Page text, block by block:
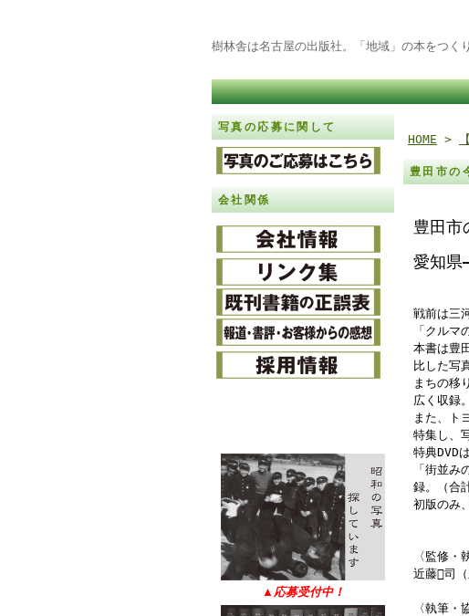
樹林舎は名古屋の出版社。「地域」の本をつく
写真の応募に関して
会社関係
▲ 応募受付中！
HOME >
豊田市の
豊田市
愛知県
戦前は三
「クルマ
本書は豊
比した写
まちの移
広く収録。
また、ト
特集し、
特典DVD
「街並
録。（合
初版のみ
〈監修・
近藤司
〈執筆・